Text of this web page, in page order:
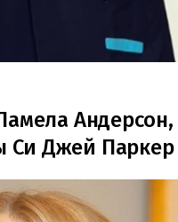
Андерсон,
Си Джей Паркер